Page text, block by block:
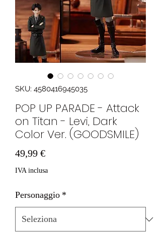
SKU: 4580416945035
POP UP PARADE - Attack
on Titan - Levi, Dark
Color Ver. (GOODSMILE)
49,99 €Prezzo
IVA inclusa
Personaggio *